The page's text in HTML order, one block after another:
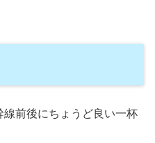
線前後にちょうど良い一杯